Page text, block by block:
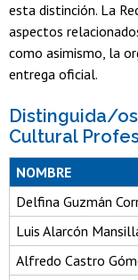
esta distinción. La
aspectos
como asimismo, la
entrega oficial.
Distinguida/
Cultural
NOMBRE
Delfina Guzmán
Luis Alarcón
Alfredo Castro